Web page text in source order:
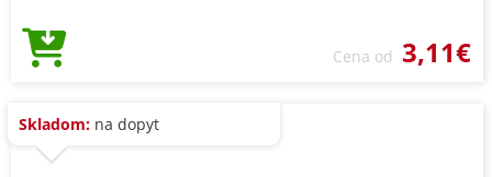
Cena od 3,11€
Skladom: na dopyt